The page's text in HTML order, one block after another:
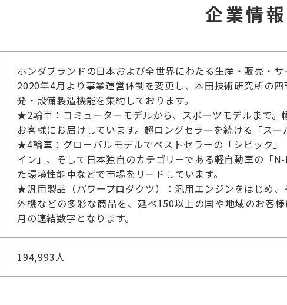
企業情報
ホンダブランドの日本および全世界にわたる生産・販売・
2020年4月より事業運営体制を変更し、本田技術研究所の
発・設備製造機能を集約しております。
★2輪車：コミューターモデルから、スポーツモデルまで
お客様にお届けしています。超ロングセラーを続ける「ス
★4輪車：グローバルモデルでベストセラーの「シビック
イン」、そして日本独自のカテゴリーである軽自動車の「
た環境性能車などで市場をリードしています。
★汎用製品（パワープロダクツ）：汎用エンジンをはじめ
外機などの多彩な商品を、延べ150以上の国や地域のお
月の連結数字となります。
194,993人